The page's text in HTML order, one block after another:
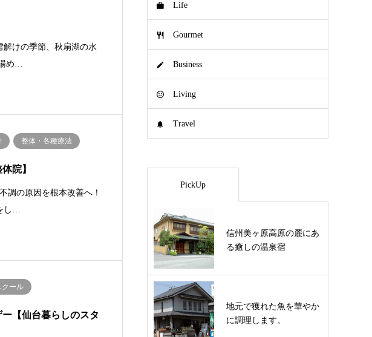
けの季節、秋扇湖の水
め…
整体・各種療法
院】
調の原因を根本改善へ！
し…
クール
【仙台暮らしのスタ
Life
Gourmet
Business
Living
Travel
PickUp
信州美ヶ原高原の麓にあ
る癒しの温泉宿
地元で獲れた魚を華やか
に調理します。